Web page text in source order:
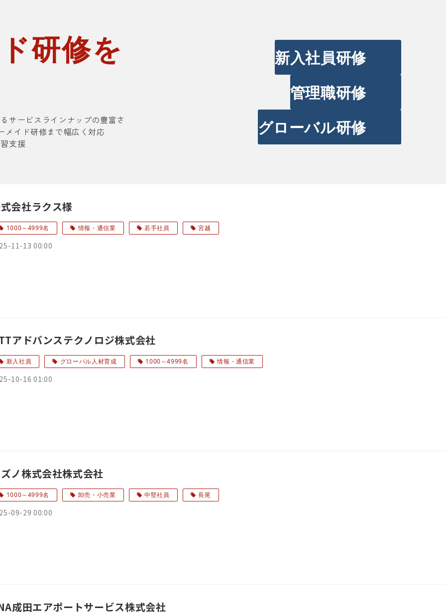
研修を
ービスラインナップの豊富さ
イド研修まで幅広く対応
支援
新入社員研修
管理職研修
グローバル研修
会社ラクス様
1000～4999名 情報・通信業 若手社員 宮越
11-13 00:00
アドバンステクノロジ株式会社
新入社員 グローバル人材育成 1000～4999名 情報・通信業
10-16 01:00
ノ株式会社株式会社
1000～4999名 卸売・小売業 中堅社員 長尾
09-29 00:00
成田エアポートサービス株式会社